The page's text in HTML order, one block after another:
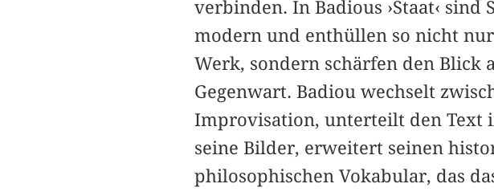
verbinden. In Badious ›Staat‹
modern und enthüllen so nicht
Werk, sondern schärfen den Blick
Gegenwart. Badiou wechselt
Improvisation, unterteilt den Text
seine Bilder, erweitert seinen
philosophischen Vokabular, das